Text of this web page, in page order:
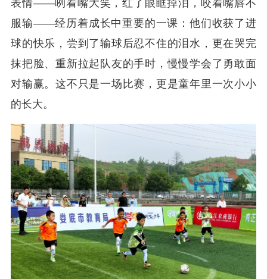
表情——咧着嘴大笑，红了眼眶掉泪，咬着嘴唇不
服输——经历着成长中重要的一课：他们收获了进
球的快乐，尝到了输球后忍不住的泪水，更在哭完
抹把脸、重新拉起队友的手时，慢慢学会了勇敢面
对输赢。这不只是一场比赛，更是童年里一次小小
的长大。